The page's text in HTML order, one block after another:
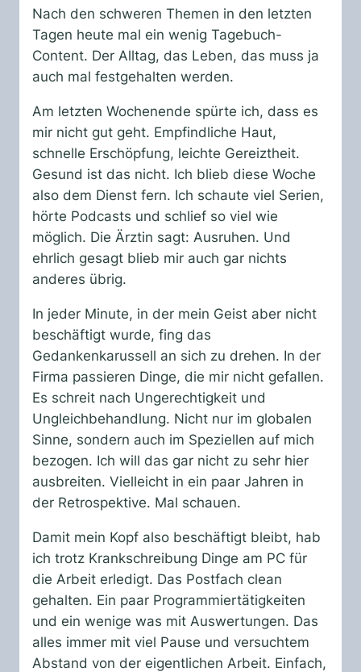
Nach den schweren Themen in den letzten
Tagen heute mal ein wenig Tagebuch-
Content. Der Alltag, das Leben, das muss ja
auch mal festgehalten werden.
Am letzten Wochenende spürte ich, dass es
mir nicht gut geht. Empfindliche Haut,
schnelle Erschöpfung, leichte Gereiztheit.
Gesund ist das nicht. Ich blieb diese Woche
also dem Dienst fern. Ich schaute viel Serien,
hörte Podcasts und schlief so viel wie
möglich. Die Ärztin sagt: Ausruhen. Und
ehrlich gesagt blieb mir auch gar nichts
anderes übrig.
In jeder Minute, in der mein Geist aber nicht
beschäftigt wurde, fing das
Gedankenkarussell an sich zu drehen. In der
Firma passieren Dinge, die mir nicht gefallen.
Es schreit nach Ungerechtigkeit und
Ungleichbehandlung. Nicht nur im globalen
Sinne, sondern auch im Speziellen auf mich
bezogen. Ich will das gar nicht zu sehr hier
ausbreiten. Vielleicht in ein paar Jahren in
der Retrospektive. Mal schauen.
Damit mein Kopf also beschäftigt bleibt, hab
ich trotz Krankschreibung Dinge am PC für
die Arbeit erledigt. Das Postfach clean
gehalten. Ein paar Programmiertätigkeiten
und ein wenige was mit Auswertungen. Das
alles immer mit viel Pause und versuchtem
Abstand von der eigentlichen Arbeit. Einfach,